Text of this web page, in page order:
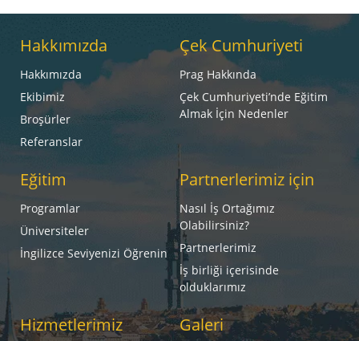
Hakkımızda
Hakkımızda
Ekibimiz
Broşürler
Referanslar
Çek Cumhuriyeti
Prag Hakkında
Çek Cumhuriyeti’nde Eğitim
Almak İçin Nedenler
Eğitim
Programlar
Üniversiteler
İngilizce Seviyenizi Öğrenin
Partnerlerimiz için
Nasıl İş Ortağımız
Olabilirsiniz?
Partnerlerimiz
İş birliği içerisinde
olduklarımız
Hizmetlerimiz Galeri